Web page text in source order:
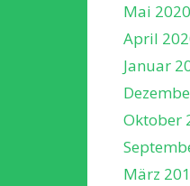
Mai 2020
April
Januar
Oktober
März